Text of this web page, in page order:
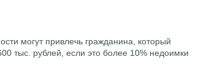
могут привлечь гражданина, который
тыс. рублей, если это более 10% недоимки